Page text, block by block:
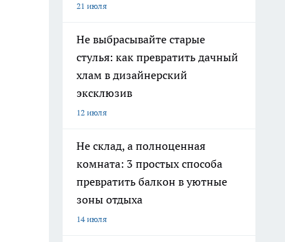
21 июля
Не выбрасывайте старые
стулья: как превратить дачный
хлам в дизайнерский
эксклюзив
12 июля
Не склад, а полноценная
комната: 3 простых способа
превратить балкон в уютные
зоны отдыха
14 июля